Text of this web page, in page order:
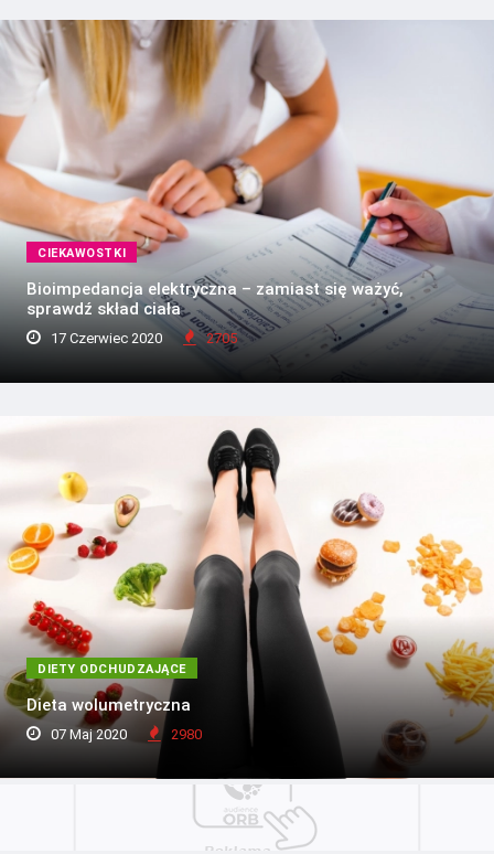
CIEKAWOSTKI
Bioimpedancja elektryczna – zamiast się ważyć,
sprawdź skład ciała
17 Czerwiec 2020 2705
DIETY ODCHUDZAJĄCE
Dieta wolumetryczna
07 Maj 2020 2980